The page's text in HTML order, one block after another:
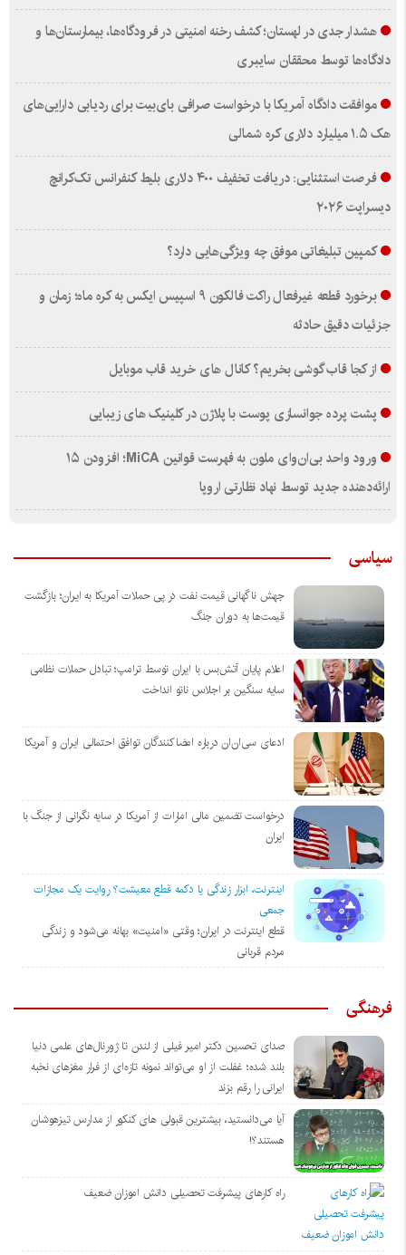
هشدار جدی در لهستان؛ کشف رخنه امنیتی در فرودگاه‌ها، بیمارستان‌ها و
دادگاه‌ها توسط محققان سایبری
موافقت دادگاه آمریکا با درخواست صرافی بای‌بیت برای ردیابی دارایی‌های
هک ۱.۵ میلیارد دلاری کره شمالی
فرصت استثنایی: دریافت تخفیف ۴۰۰ دلاری بلیط کنفرانس تک‌کرانچ
دیسراپت ۲۰۲۶
کمپین تبلیغاتی موفق چه ویژگی‌هایی دارد؟
برخورد قطعه غیرفعال راکت فالکون ۹ اسپیس ایکس به کره ماه؛ زمان و
جزئیات دقیق حادثه
از کجا قاب گوشی بخریم؟ کانال های خرید قاب موبایل
پشت پرده جوانسازی پوست با پلاژن در کلینیک های زیبایی
ورود واحد بی‌ان‌وای ملون به فهرست قوانین MiCA؛ افزودن ۱۵
ارائه‌دهنده جدید توسط نهاد نظارتی اروپا
سیاسی
جهش ناگهانی قیمت نفت در پی حملات آمریکا به ایران؛ بازگشت
قیمت‌ها به دوران جنگ
اعلام پایان آتش‌بس با ایران توسط ترامپ؛ تبادل حملات نظامی
سایه سنگین بر اجلاس ناتو انداخت
ادعای سی‌ان‌ان درباره امضاکنندگان توافق احتمالی ایران و آمریکا
درخواست تضمین مالی امارات از آمریکا در سایه نگرانی از جنگ با
ایران
اینترنت، ابزار زندگی یا دکمه قطع معیشت؟ روایت یک مجازات
جمعی
قطع اینترنت در ایران؛ وقتی «امنیت» بهانه می‌شود و زندگی
مردم قربانی
فرهنگی
صدای تحسین دکتر امیر فیلی از لندن تا ژورنال‌های علمی دنیا
بلند شده؛ غفلت از او می‌تواند نمونه تازه‌ای از فرار مغزهای نخبه
ایرانی را رقم بزند
آیا می‌دانستید، بیشترین قبولی های کنکور از مدارس تیزهوشان
هستند؟!
راه کارهای پیشرفت تحصیلی دانش اموزان ضعیف